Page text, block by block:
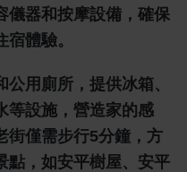
儀器和按摩設備，確保
體驗。
用廁所，提供冰箱、
等設施，營造家的感
街僅需步行5分鐘，方
點，如安平樹屋、安平